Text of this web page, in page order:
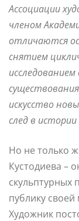
Ассоциации
членом
отличаются
снятием
искусство
след в
Но не только
Кустодиева –
скульптурных
публику
Художник